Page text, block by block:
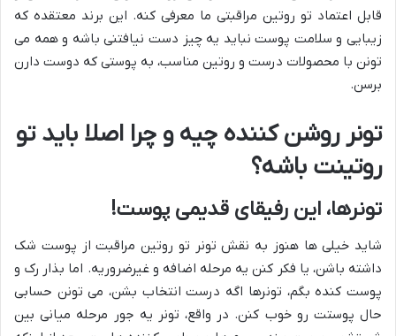
قابل اعتماد تو روتین مراقبتی ما معرفی کنه. این برند معتقده که
زیبایی و سلامت پوست نباید یه چیز دست نیافتنی باشه و همه می
تونن با محصولات درست و روتین مناسب، به پوستی که دوست دارن
برسن.
تونر روشن کننده چیه و چرا اصلا باید تو
روتینت باشه؟
تونرها، این رفیقای قدیمی پوست!
شاید خیلی ها هنوز به نقش تونر تو روتین مراقبت از پوست شک
داشته باشن، یا فکر کنن یه مرحله اضافه و غیرضروریه. اما بذار رک و
پوست کنده بگم، تونرها اگه درست انتخاب بشن، می تونن حسابی
حال پوستت رو خوب کنن. در واقع، تونر یه جور مرحله میانی بین